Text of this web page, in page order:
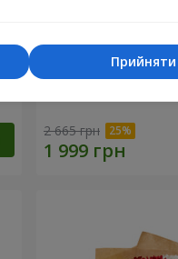
2 665 грн
Прийняти